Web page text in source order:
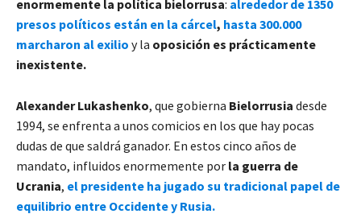
enormemente la política bielorrusa: alrededor de 1350
presos políticos están en la cárcel, hasta 300.000
marcharon al exilio y la oposición es prácticamente
inexistente.
Alexander Lukashenko, que gobierna Bielorrusia desde
1994, se enfrenta a unos comicios en los que hay pocas
dudas de que saldrá ganador. En estos cinco años de
mandato, influidos enormemente por la guerra de
Ucrania, el presidente ha jugado su tradicional papel de
equilibrio entre Occidente y Rusia.